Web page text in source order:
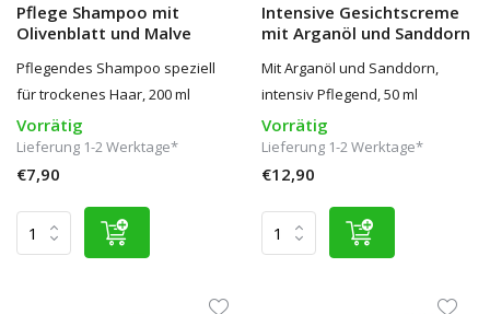
Pflege Shampoo mit
Olivenblatt und Malve
Pflegendes Shampoo speziell
für trockenes Haar, 200 ml
Vorrätig
Lieferung 1-2 Werktage*
€7,90
Intensive Gesichtscreme
mit Arganöl und Sanddorn
Mit Arganöl und Sanddorn,
intensiv Pflegend, 50 ml
Vorrätig
Lieferung 1-2 Werktage*
€12,90